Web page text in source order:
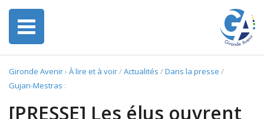
Gironde Avenir› À lire et à voir/Actualités /Dans la presse /
Gujan-Mestras :
[PRESSE] Les élus ouvrent